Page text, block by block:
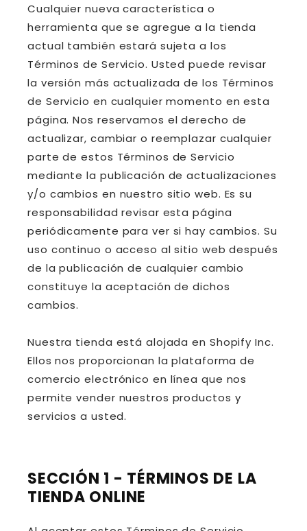
Cualquier nueva característica o
herramienta que se agregue a la tienda
actual también estará sujeta a los
Términos de Servicio. Usted puede revisar
la versión más actualizada de los Términos
de Servicio en cualquier momento en esta
página. Nos reservamos el derecho de
actualizar, cambiar o reemplazar cualquier
parte de estos Términos de Servicio
mediante la publicación de actualizaciones
y/o cambios en nuestro sitio web. Es su
responsabilidad revisar esta página
periódicamente para ver si hay cambios. Su
uso continuo o acceso al sitio web después
de la publicación de cualquier cambio
constituye la aceptación de dichos
cambios.
Nuestra tienda está alojada en Shopify Inc.
Ellos nos proporcionan la plataforma de
comercio electrónico en línea que nos
permite vender nuestros productos y
servicios a usted.
SECCIÓN 1 - TÉRMINOS DE LA
TIENDA ONLINE